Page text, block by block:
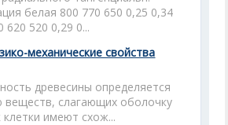
белая 800 770 650 0,25 0,34
620 520 0,29 0...
механические свойства
древесины определяется
веществ, слагающих оболочку
клетки имеют схож...